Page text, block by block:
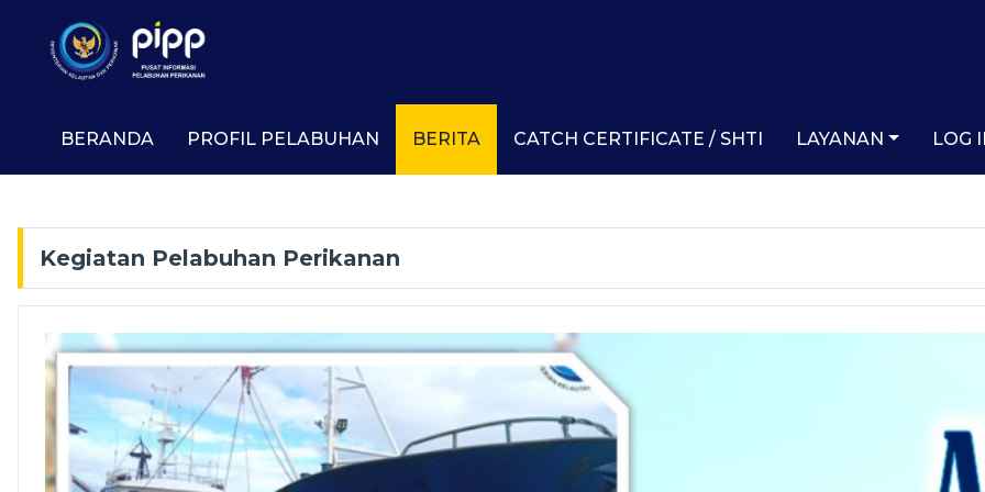
BERANDA PROFIL PELABUHAN BERITA CATCH CERTIFICATE / SHTI LAYANAN LOG
Kegiatan Pelabuhan Perikanan